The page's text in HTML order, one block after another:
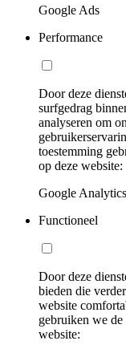
Google Ads
Performance
Door deze
surfgedrag
analyseren om
toestemming
op deze website:
Google
Functioneel
Door deze
bieden die
website
gebruiken we
website: